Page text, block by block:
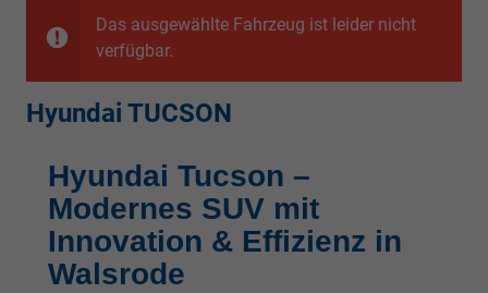
Das ausgewählte Fahrzeug ist leider nicht
verfügbar.
Hyundai TUCSON
Hyundai Tucson –
Modernes SUV mit
Innovation & Effizienz in
Walsrode